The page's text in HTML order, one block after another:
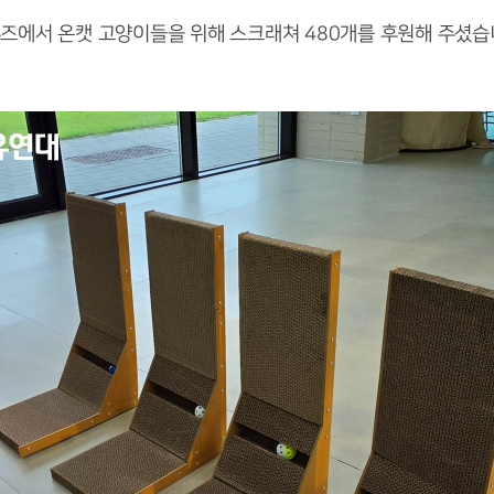
에서 온캣 고양이들을 위해 스크래쳐 480개를 후원해 주셨습